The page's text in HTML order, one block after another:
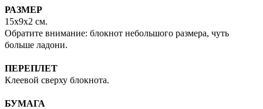
РАЗМЕР
15х9х2 см.
Обратите внимание: блокнот небольшого размера, чуть
больше ладони.
ПЕРЕПЛЕТ
Клеевой сверху блокнота.
БУМАГА